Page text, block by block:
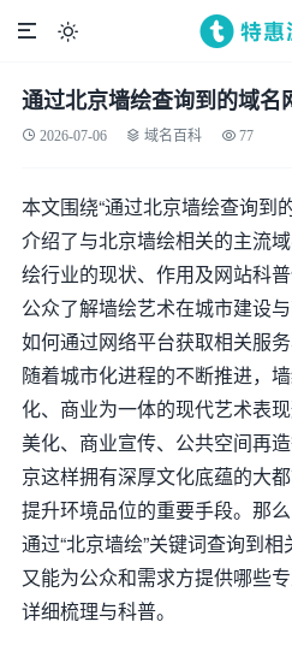

通过北京墙绘查询到的域名
2026-07-06 域名百科 77
本文围绕“通过北京墙绘查询到
介绍了与北京墙绘相关的主流
绘行业的现状、作用及网站科
公众了解墙绘艺术在城市建设
如何通过网络平台获取相关服务
随着城市化进程的不断推进，
化、商业为一体的现代艺术表
美化、商业宣传、公共空间再
京这样拥有深厚文化底蕴的大
提升环境品位的重要手段。那
通过“北京墙绘”关键词查询到
又能为公众和需求方提供哪些
详细梳理与科普。